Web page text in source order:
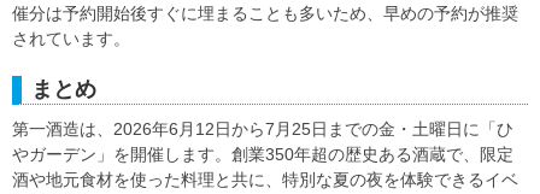
催分は予約開始後すぐに埋まることも多いため、早めの予約が推奨
されています。
まとめ
第一酒造は、2026年6月12日から7月25日までの金・土曜日に「ひ
やガーデン」を開催します。創業350年超の歴史ある酒蔵で、限定
酒や地元食材を使った料理と共に、特別な夏の夜を体験できるイベ